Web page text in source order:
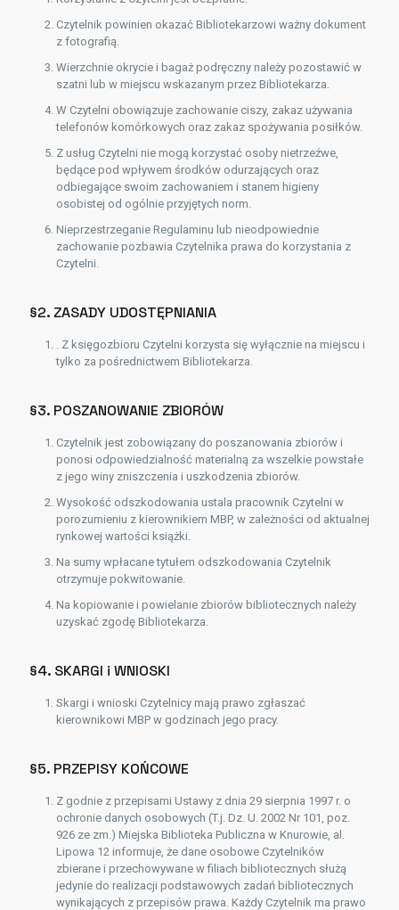
Czytelnik powinien okazać Bibliotekarzowi ważny dokument
z fotografią.
Wierzchnie okrycie i bagaż podręczny należy pozostawić w
szatni lub w miejscu wskazanym przez Bibliotekarza.
W Czytelni obowiązuje zachowanie ciszy, zakaz używania
telefonów komórkowych oraz zakaz spożywania posiłków.
Z usług Czytelni nie mogą korzystać osoby nietrzeźwe,
będące pod wpływem środków odurzających oraz
odbiegające swoim zachowaniem i stanem higieny
osobistej od ogólnie przyjętych norm.
Nieprzestrzeganie Regulaminu lub nieodpowiednie
zachowanie pozbawia Czytelnika prawa do korzystania z
Czytelni.
§2. ZASADY UDOSTĘPNIANIA
. Z księgozbioru Czytelni korzysta się wyłącznie na miejscu i
tylko za pośrednictwem Bibliotekarza.
§3. POSZANOWANIE ZBIORÓW
Czytelnik jest zobowiązany do poszanowania zbiorów i
ponosi odpowiedzialność materialną za wszelkie powstałe
z jego winy zniszczenia i uszkodzenia zbiorów.
Wysokość odszkodowania ustala pracownik Czytelni w
porozumieniu z kierownikiem MBP, w zależności od aktualnej
rynkowej wartości książki.
Na sumy wpłacane tytułem odszkodowania Czytelnik
otrzymuje pokwitowanie.
Na kopiowanie i powielanie zbiorów bibliotecznych należy
uzyskać zgodę Bibliotekarza.
§4. SKARGI i WNIOSKI
Skargi i wnioski Czytelnicy mają prawo zgłaszać
kierownikowi MBP w godzinach jego pracy.
§5. PRZEPISY KOŃCOWE
Z godnie z przepisami Ustawy z dnia 29 sierpnia 1997 r. o
ochronie danych osobowych (T.j. Dz. U. 2002 Nr 101, poz.
926 ze zm.) Miejska Biblioteka Publiczna w Knurowie, al.
Lipowa 12 informuje, że dane osobowe Czytelników
zbierane i przechowywane w filiach bibliotecznych służą
jedynie do realizacji podstawowych zadań bibliotecznych
wynikających z przepisów prawa. Każdy Czytelnik ma prawo